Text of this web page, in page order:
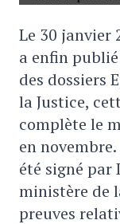
Le 30 janvier
a enfin
des dossiers
la Justice,
complète le
en
été signé par
ministère de
preuves